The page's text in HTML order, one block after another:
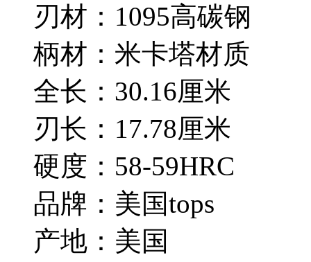
刃材：1095高碳钢
柄材：米卡塔材质
全长：30.16厘米
刃长：17.78厘米
硬度：58-59HRC
品牌：美国tops
产地：美国